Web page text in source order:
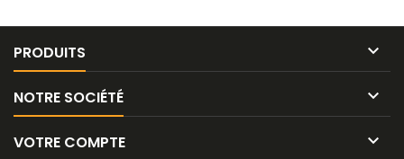
batterie additionnelle d'une
capacité de 1000mAh.
PRODUITS 
NOTRE SOCIÉTÉ 
VOTRE COMPTE 